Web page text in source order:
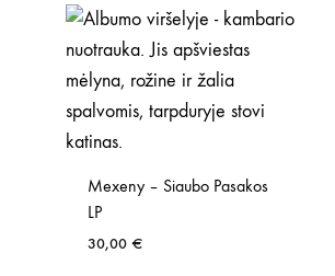
Mexeny – Siaubo Pasakos
LP
30,00 €